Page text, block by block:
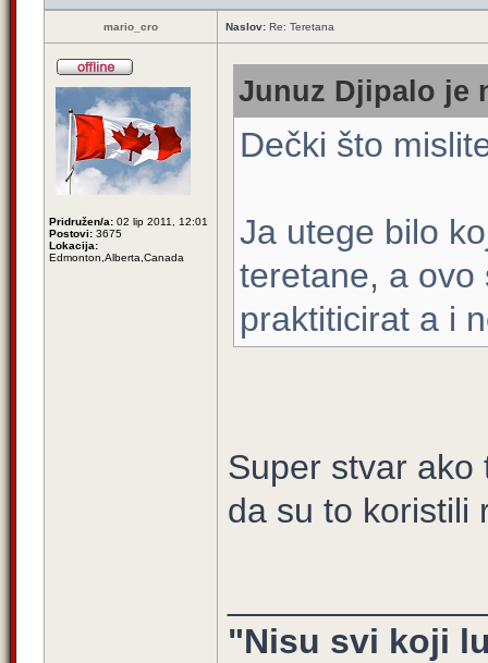
mario_cro Naslov: Re: Teretana
Pridružen/a: 02 lip 2011, 12:01
Postovi: 3675
Lokacija:
Edmonton,Alberta,Canada
Junuz Djipalo je
Dečki što
Ja utege bilo
teretane, a ovo
praktiticirat a i
Super stvar ako
da su to koristili
"Nisu svi koji